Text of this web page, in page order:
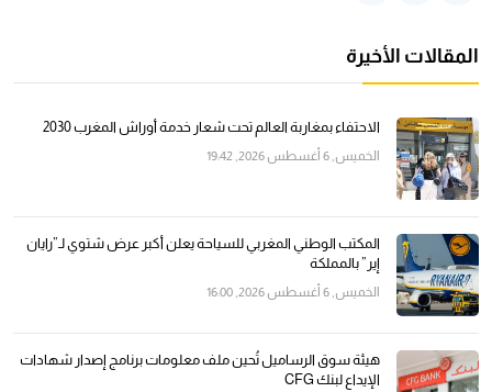
المقالات الأخيرة
الاحتفاء بمغاربة العالم تحت شعار خدمة أوراش المغرب 2030
الخميس, 6 أغسطس 2026, 19:42
المكتب الوطني المغربي للسياحة يعلن أكبر عرض شتوي لـ”رايان
إير” بالمملكة
الخميس, 6 أغسطس 2026, 16:00
هيئة سوق الرساميل تُحين ملف معلومات برنامج إصدار شهادات
الإيداع لبنك CFG